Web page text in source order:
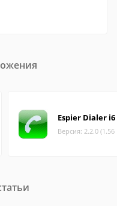
Espier Dialer i6
Версия: 2.2.0